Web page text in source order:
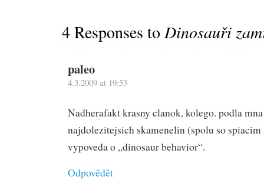
4 Responses toDinosauři
paleo
4.3.2009 at 19:53
Nadherafakt krasny clanok, kolego. podla
najdolezitejsich skamenelin (spolu so
vypoveda o „dinosaur behavior“.
Odpovědět